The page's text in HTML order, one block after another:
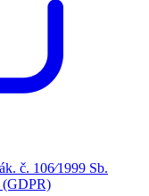
č. 106⁄1999 Sb.
(GDPR)